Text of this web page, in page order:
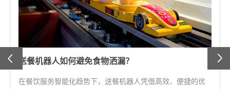
Previous
送餐机器人如何避免食物洒漏？
在餐饮服务智能化趋势下，送餐机器人凭借高效、便捷的优